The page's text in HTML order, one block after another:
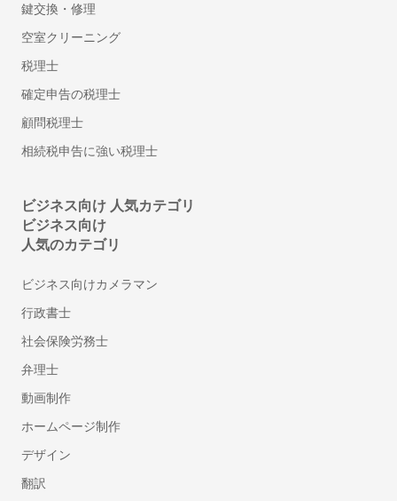
マイナンバー管理システム
採用サイト制作サービス
安否確認システム
従業員満足度調査ツール
1on1ツール
ストレスチェックシステム
年末調整ソフト
人材派遣管理システム
アルコールチェックアプリ
離職防止・定着率向上ツール
360度評価・多面評価システム
社食サービス
採用代行・採用アウトソーシング(RPO)
人材紹介サービス(中途採用)
顧問紹介サービス
ハラスメント対策サービス
鍵交換・修理
空室クリーニング
税理士
確定申告の税理士
顧問税理士
相続税申告に強い税理士
ビジネス向け 人気カテゴリ
ビジネス向け
人気のカテゴリ
ビジネス向けカメラマン
行政書士
社会保険労務士
弁理士
動画制作
ホームページ制作
デザイン
翻訳